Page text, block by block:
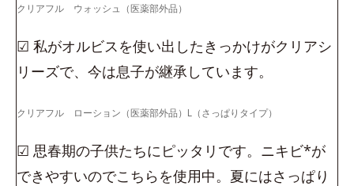
クリアフル ウォッシュ（医薬部外品）
☑ 私がオルビスを使い出したきっかけがクリアシ
リーズで、今は息子が継承しています。
クリアフル ローション（医薬部外品）L（さっぱりタイプ）
☑ 思春期の子供たちにピッタリです。ニキビ*が
できやすいのでこちらを使用中。夏にはさっぱり